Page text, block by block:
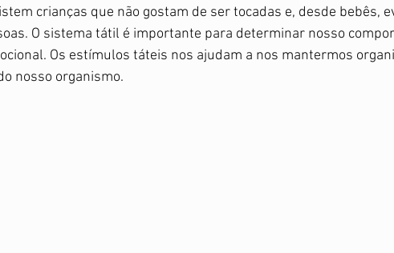
obstétrica Treino
crianças que não gostam de ser tocadas e, desde bebês,
O sistema tátil é importante para determinar nosso
Os estímulos táteis nos ajudam a nos mantermos
nosso organismo.